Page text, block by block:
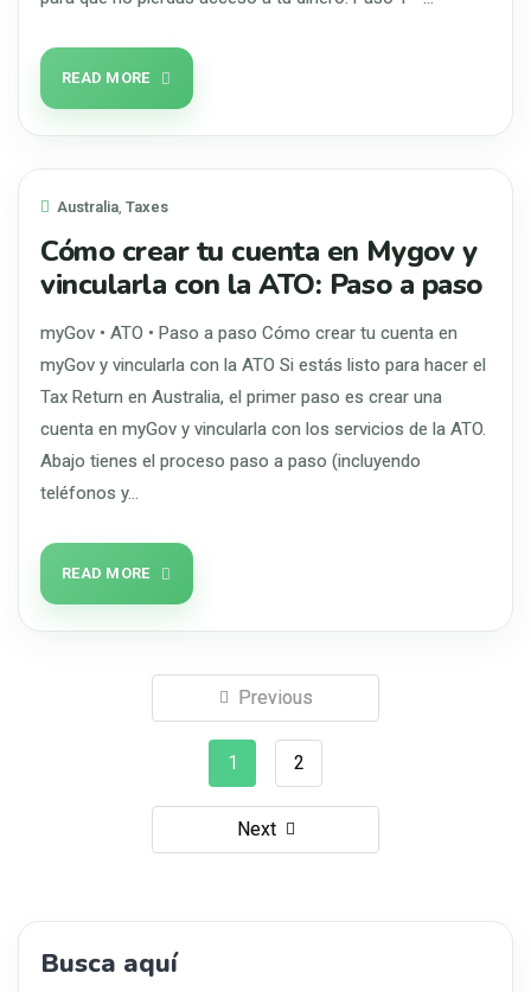
READ MORE
Australia, Taxes
Cómo crear tu cuenta en Mygov y
vincularla con la ATO: Paso a paso
myGov • ATO • Paso a paso Cómo crear tu cuenta en
myGov y vincularla con la ATO Si estás listo para hacer el
Tax Return en Australia, el primer paso es crear una
cuenta en myGov y vincularla con los servicios de la ATO.
Abajo tienes el proceso paso a paso (incluyendo
teléfonos y…
READ MORE
Previous
1 2
Next
Busca aquí